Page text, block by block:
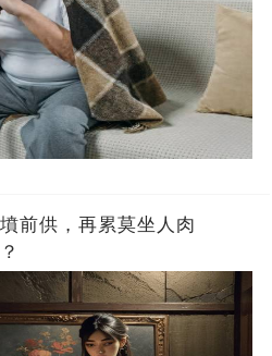
前供，再累莫坐人肉